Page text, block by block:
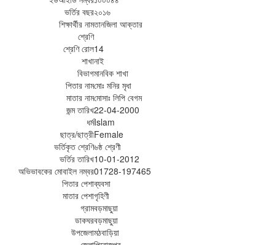
ভর্তির বছর২০১৬
শিক্ষার্থীর নামতানজিলা আক্তার
শ্রেণি
শ্রেণি রোল14
শাখানাই
বিভাগমানবিক শাখা
পিতার নামমোঃ মনির মৃধা
মাতার নামমোসাঃ লিপি বেগম
জন্ম তারিখ22-04-2000
ধর্মIslam
ছাত্র/ছাত্রীFemale
ভর্তিকৃত শ্রেণি৬ষ্ঠ শ্রেণী
ভর্তির তারিখ10-01-2012
অভিভাবকের মোবাইল নম্বর01728-197465
পিতার পেশাব্যবসা
মাতার পেশাগৃহিণী
গ্রামবড়মাছুয়া
ডাকঘরবড়মাছুয়া
উপজেলামঠবাড়িয়া